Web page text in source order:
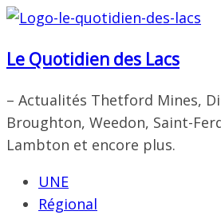
Passer
contenu
Le Quotidien des Lacs
– Actualités Thetford Mines,
Broughton, Weedon, Saint-
Lambton et encore plus.
UNE
Régional